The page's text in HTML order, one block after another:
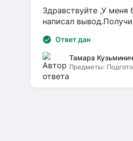
Здравствуйте ,У
написал
Ответ дан
Тамара
Предметы: